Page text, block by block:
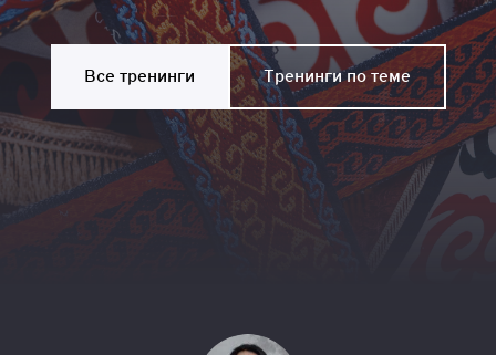
Все тренинги Тренинги по теме